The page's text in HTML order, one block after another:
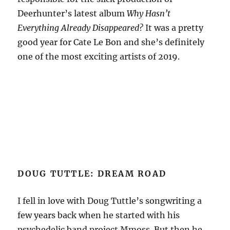
Deerhunter’s latest albumWhy Hasn’t
Everything Already Disappeared? It was a pretty
good year for Cate Le Bon and she’s definitely
one of the most exciting artists of 2019.
DOUG TUTTLE: DREAM ROAD
I fell in love with Doug Tuttle’s songwriting a
few years back when he started with his